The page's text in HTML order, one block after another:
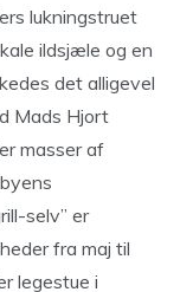
lukningstruet
ildsjæle og en
det alligevel
Mads Hjort
masser af
selv” er
fra maj til
legestue i